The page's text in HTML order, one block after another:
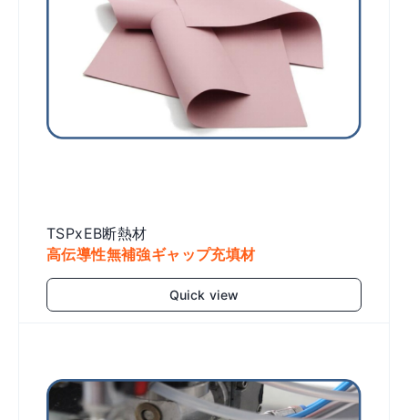
TSPxEB断熱材
高伝導性無補強ギャップ充填材
Quick view